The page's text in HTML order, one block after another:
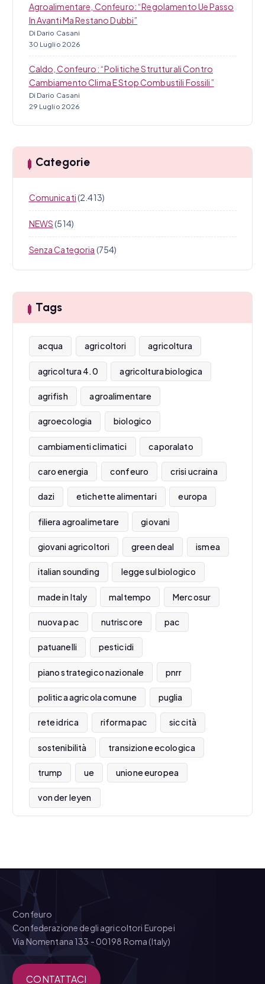
Agroalimentare, Confeuro: “Regolamento Ue Passo
In Avanti Ma Restano Dubbi”
Di Dario Casani
30 Luglio 2026
Caldo, Confeuro: “Politiche Strutturali Contro
Cambiamento Clima E Stop Combustili Fossili”
Di Dario Casani
29 Luglio 2026
Categorie
Comunicati(2.413)
NEWS(514)
Senza Categoria (754)
Tags
acqua agricoltori agricoltura
agricoltura 4.0 agricoltura biologica
agrifish agroalimentare
agroecologia biologico
cambiamenti climatici caporalato
caro energia confeuro crisi ucraina
dazi etichette alimentari europa
filiera agroalimetare giovani
giovani agricoltori green deal ismea
italian sounding legge sul biologico
made in Italy maltempo Mercosur
nuova pac nutriscore pac
patuanelli pesticidi
piano strategico nazionale pnrr
politica agricola comune puglia
rete idrica riforma pac siccità
sostenibilità transizione ecologica
trump ue unione europea
von der leyen
Confeuro
Confederazione degli agricoltori Europei
Via Nomentana 133 - 00198 Roma (Italy)
CONTATTACI